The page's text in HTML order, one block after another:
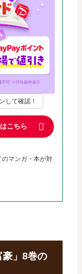
して確認！
こちら
マンガ・本が対
豪」8巻の